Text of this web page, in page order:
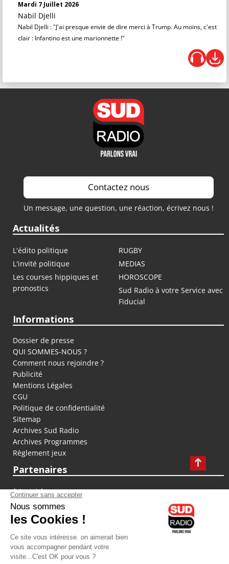
Mardi 7 Juillet 2026
Nabil Djelli
Nabil Djelli : "J'ai presque envie de dire merci à Trump. Au moins, c'est
clair : Infantino est une marionnette !"
Contactez nous
Un message, une question, une réaction, écrivez nous !
Actualités
L'édito politique
RUGBY
L'invité politique
MEDIAS
Les courses hippiques et
pronostics
HOROSCOPE
Sud Radio à votre Service avec
Fiducial
Informations
Dossier de presse
QUI SOMMES-NOUS ?
Comment nous rejoindre ?
Publicité
Mentions Légales
CGU
Politique de confidentialité
Sitemap
Archives Sud Radio
Archives Programmes
Règlement jeux
Partenaires
fiducial.fr
lyoncapitale.fr
olympique-et-lyonnais.com
L'application Iphone / Android